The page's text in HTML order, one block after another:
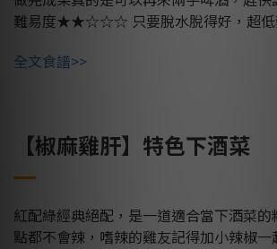
難易度★★☆☆☆ 只要脫水脫得好，超
全文食譜>>
【椒麻雞肝】特色下酒菜
紅配綠經典絕配，是一道適合當下酒菜
點都不會辣，嗜辣的雞友記得加小辣椒